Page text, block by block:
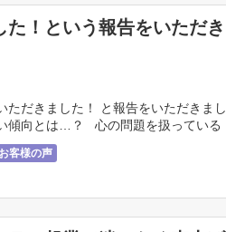
！という報告をいただき
だきました！ と報告をいただきまし
傾向とは…？ 心の問題を扱っている
客様の声